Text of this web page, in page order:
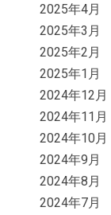
2025年4月
2025年3月
2025年2月
2025年1月
2024年12月
2024年11月
2024年10月
2024年9月
2024年8月
2024年7月